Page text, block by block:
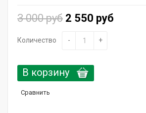
Средства для укладки
Горящие сроки / Поврежденная упаковка
3 000 руб 2 550 руб
Количество - +
В корзину
Сравнить